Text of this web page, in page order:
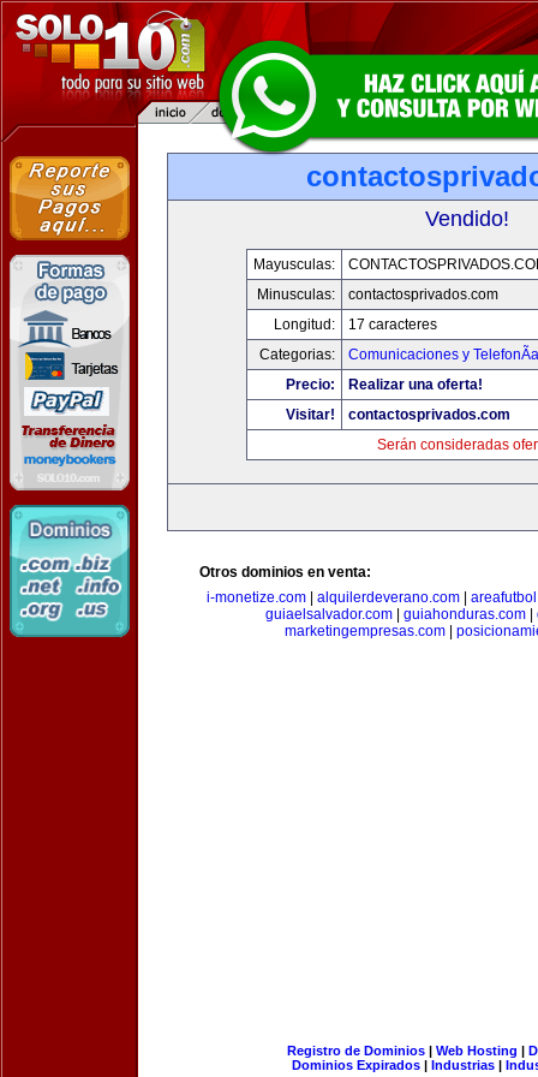
Vendido!
Mayusculas:
Minusculas:
contactosprivados.com
Longitud:
17 caracteres
Categorias:
Comunicaciones y TelefonÃ­a
Precio:
Realizar una oferta!
Visitar!
contactosprivados.com
Serán consideradas
Otros dominios en venta:
i-monetize.com
alquilerdeverano.com
guiaelsalvador.com| guiahonduras.com|
marketingempresas.com
Registro de Dominios| Web Hosting |
Dominios Expirados | Industrias |